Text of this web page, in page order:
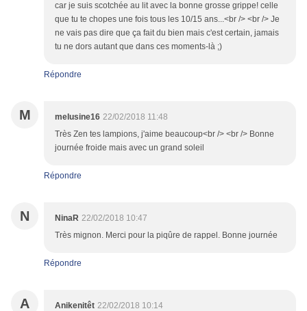
car je suis scotchée au lit avec la bonne grosse grippe! celle
que tu te chopes une fois tous les 10/15 ans...<br /> <br /> Je
ne vais pas dire que ça fait du bien mais c'est certain, jamais
tu ne dors autant que dans ces moments-là ;)
Répondre
M melusine16 22/02/2018 11:48
Très Zen tes lampions, j'aime beaucoup<br /> <br /> Bonne
journée froide mais avec un grand soleil
Répondre
N NinaR 22/02/2018 10:47
Très mignon. Merci pour la piqûre de rappel. Bonne journée
Répondre
A Anikenitêt 22/02/2018 10:14